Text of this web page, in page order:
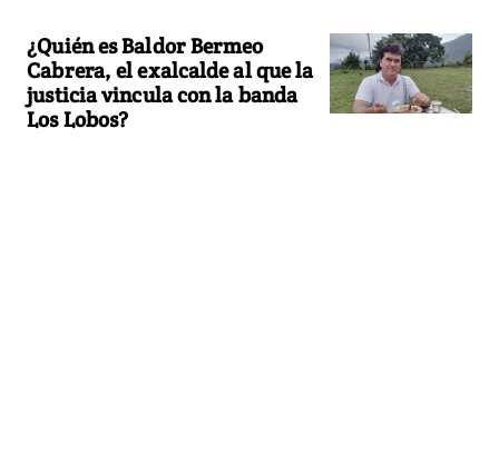
¿Quién es Baldor Bermeo
Cabrera, el exalcalde al que la
justicia vincula con la banda
Los Lobos?